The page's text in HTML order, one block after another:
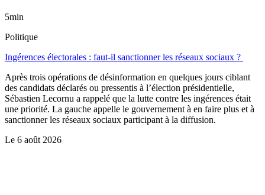
5min
Politique
Ingérences électorales : faut-il sanctionner les réseaux sociaux ?
Après trois opérations de désinformation en quelques jours ciblant
des candidats déclarés ou pressentis à l’élection présidentielle,
Sébastien Lecornu a rappelé que la lutte contre les ingérences était
une priorité. La gauche appelle le gouvernement à en faire plus et à
sanctionner les réseaux sociaux participant à la diffusion.
Le 6 août 2026